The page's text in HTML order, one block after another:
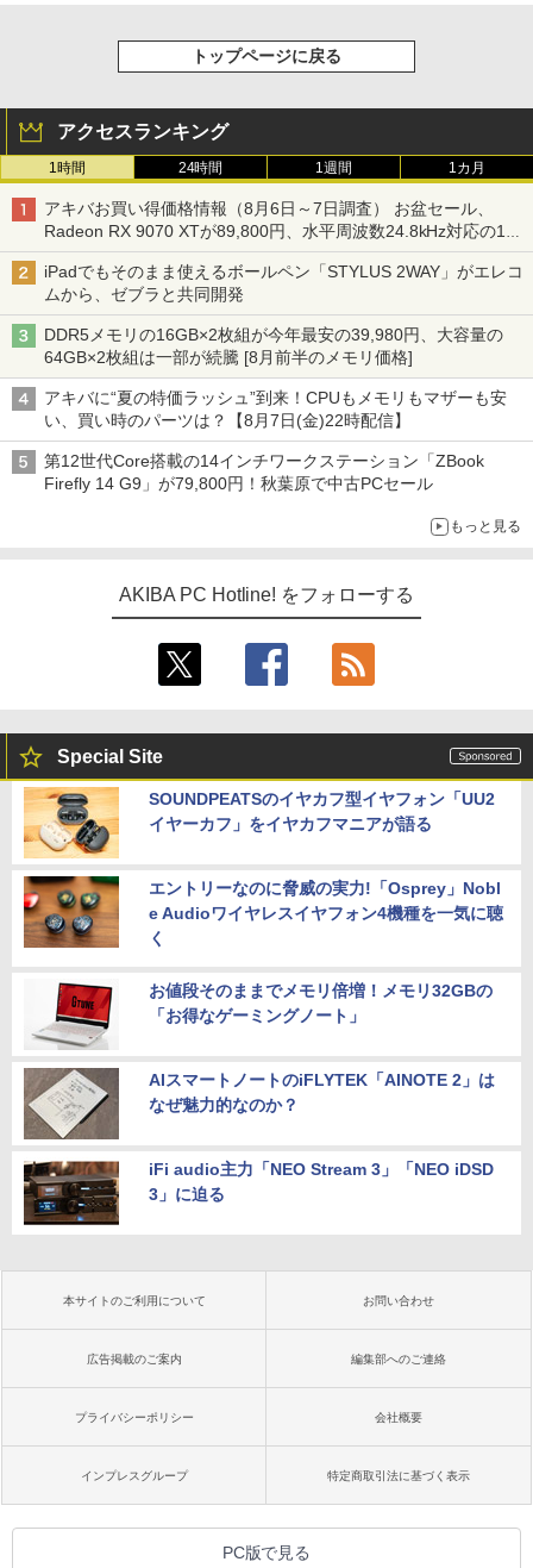
トップページに戻る
アクセスランキング
1時間 24時間 1週間 1カ月
アキバお買い得価格情報（8月6日～7日調査） お盆セール、
Radeon RX 9070 XTが89,800円、水平周波数24.8kHz対応の17
型モニターが9,801円、暑さ指数連動セール ほか
iPadでもそのまま使えるボールペン「STYLUS 2WAY」がエレコ
ムから、ゼブラと共同開発
DDR5メモリの16GB×2枚組が今年最安の39,980円、大容量の
64GB×2枚組は一部が続騰 [8月前半のメモリ価格]
アキバに“夏の特価ラッシュ”到来！CPUもメモリもマザーも安
い、買い時のパーツは？【8月7日(金)22時配信】
第12世代Core搭載の14インチワークステーション「ZBook
Firefly 14 G9」が79,800円！秋葉原で中古PCセール
もっと見る
AKIBA PC Hotline! をフォローする
Special Site
SOUNDPEATSのイヤカフ型イヤフォン「UU2
イヤーカフ」をイヤカフマニアが語る
エントリーなのに脅威の実力!「Osprey」Nobl
e Audioワイヤレスイヤフォン4機種を一気に聴
く
お値段そのままでメモリ倍増！メモリ32GBの
「お得なゲーミングノート」
AIスマートノートのiFLYTEK「AINOTE 2」は
なぜ魅力的なのか？
iFi audio主力「NEO Stream 3」「NEO iDSD
3」に迫る
本サイトのご利用について お問い合わせ
広告掲載のご案内 編集部へのご連絡
プライバシーポリシー 会社概要
インプレスグループ 特定商取引法に基づく表示
PC版で見る